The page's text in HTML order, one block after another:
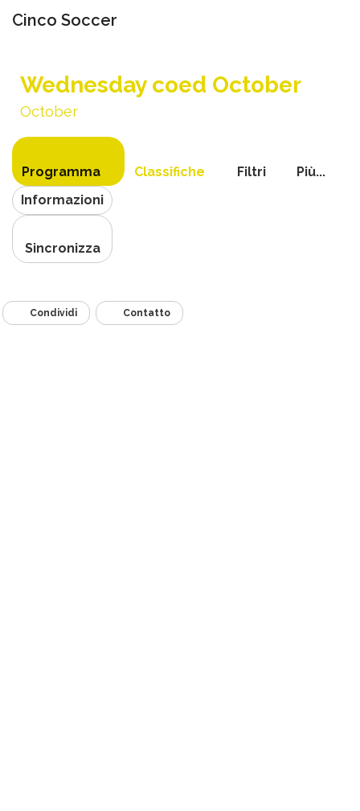
Cinco Soccer
Wednesday coed October
October
Programma Classifiche Filtri
Più...
Informazioni
Sincronizza
Condividi Contatto